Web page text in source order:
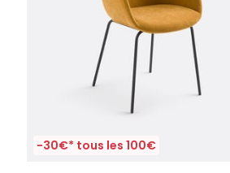
-30€* tous les 100€